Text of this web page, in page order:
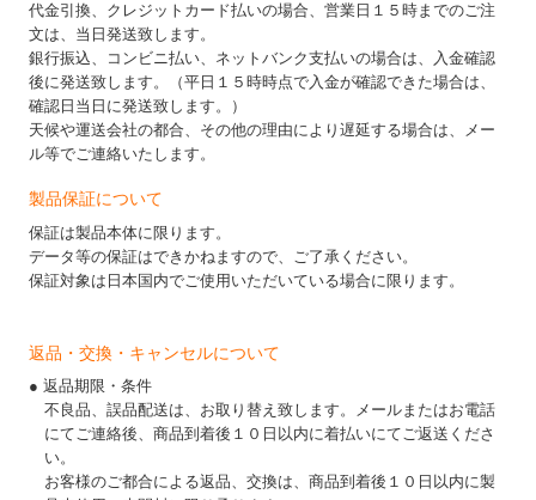
代金引換、クレジットカード払いの場合、営業日１５時までのご注
文は、当日発送致します。
銀行振込、コンビニ払い、ネットバンク支払いの場合は、入金確認
後に発送致します。（平日１５時時点で入金が確認できた場合は、
確認日当日に発送致します。）
天候や運送会社の都合、その他の理由により遅延する場合は、メー
ル等でご連絡いたします。
製品保証について
保証は製品本体に限ります。
データ等の保証はできかねますので、ご了承ください。
保証対象は日本国内でご使用いただいている場合に限ります。
返品・交換・キャンセルについて
● 返品期限・条件
不良品、誤品配送は、お取り替え致します。メールまたはお電話
にてご連絡後、商品到着後１０日以内に着払いにてご返送くださ
い。
お客様のご都合による返品、交換は、商品到着後１０日以内に製